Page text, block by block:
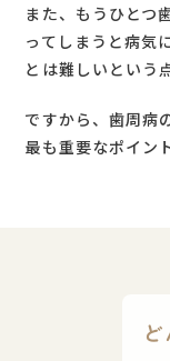
また、もうひとつ
ってしまうと病気
とは難しいという
ですから、歯周病
最も重要なポイン